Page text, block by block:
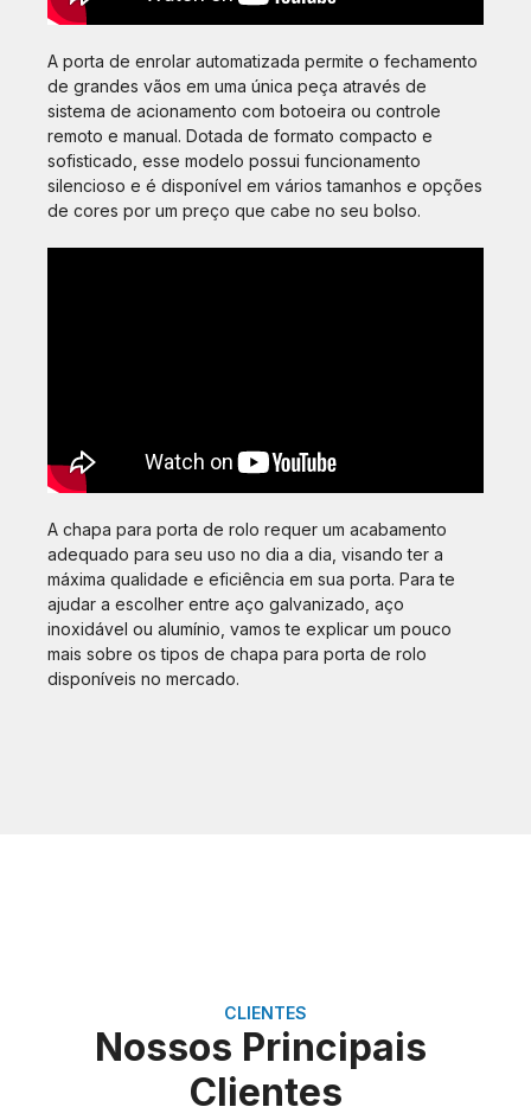
A porta de enrolar automatizada permite o fechamento
de grandes vãos em uma única peça através de
sistema de acionamento com botoeira ou controle
remoto e manual. Dotada de formato compacto e
sofisticado, esse modelo possui funcionamento
silencioso e é disponível em vários tamanhos e opções
de cores por um preço que cabe no seu bolso.
A chapa para porta de rolo requer um acabamento
adequado para seu uso no dia a dia, visando ter a
máxima qualidade e eficiência em sua porta. Para te
ajudar a escolher entre aço galvanizado, aço
inoxidável ou alumínio, vamos te explicar um pouco
mais sobre os tipos de chapa para porta de rolo
disponíveis no mercado.
CLIENTES
Nossos Principais
Clientes